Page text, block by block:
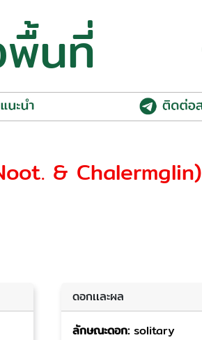
นที่
& Chalermglin)
ดอกเเละผล
ลักษณะดอก: solitary